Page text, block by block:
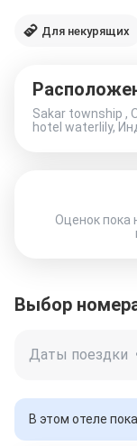
Для некурящих
Sakar township ,
hotel waterlily,
Оценок пока
Выбор
Даты поездки
В этом отеле